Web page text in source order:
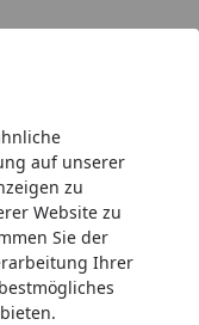
auf unserer
zu
Website zu
Sie der
Ihrer
Hotline
& Pool-
468,99€)